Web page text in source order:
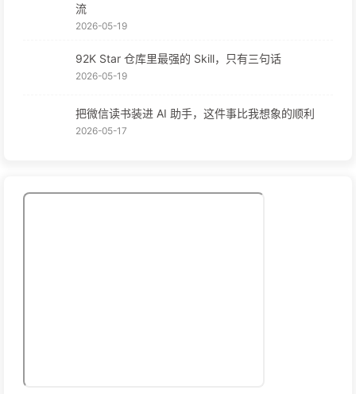
流
2026-05-19
92K Star 仓库里最强的 Skill，只有三句话
2026-05-19
把微信读书装进 AI 助手，这件事比我想象的顺利
2026-05-17